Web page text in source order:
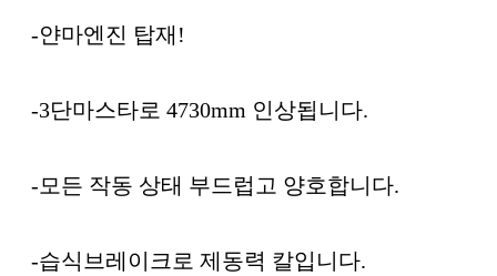
-얀마엔진 탑재!
-3단마스타로 4730mm 인상됩니다.
-모든 작동 상태 부드럽고 양호합니다.
-습식브레이크로 제동력 칼입니다.